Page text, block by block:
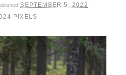
SEPTEMBER 5, 2022 |
PIXELS